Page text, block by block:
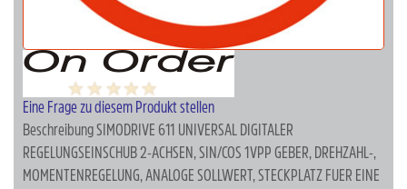
Eine Frage zu diesem Produkt stellen
BeschreibungSIMODRIVE 611 UNIVERSAL DIGITALER
REGELUNGSEINSCHUB 2-ACHSEN, SIN/COS 1VPP GEBER, DREHZAHL-,
MOMENTENREGELUNG, ANALOGE SOLLWERT, STECKPLATZ FUER EINE